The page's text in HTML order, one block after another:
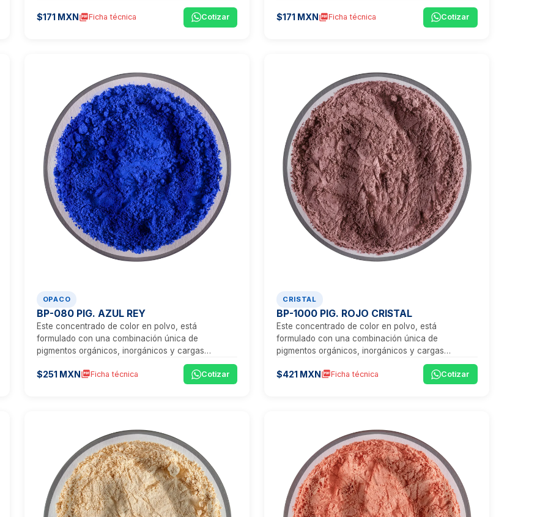
minerales, que proporcionan un tono rosa vibrante,
ideal para aplicaciones que exigen visibilidad,
estética y un rendimiento técnico excepcional.
$171 MXNpicture_as_pdfFicha técnica Cotizar
minerales, que proporcionan un tono rosa vibrante,
ideal para aplicaciones que exigen visibilidad,
estética y un rendimiento técnico excepcional.
$171 MXNpicture_as_pdfFicha técnica Cotizar
OPACO
BP-080 PIG. AZUL REY
Este concentrado de color en polvo, está
formulado con una combinación única de
pigmentos orgánicos, inorgánicos y cargas
minerales, que proporcionan un tono azul vibrante,
ideal para aplicaciones que exigen visibilidad,
estética y un rendimiento técnico excepcional.
$251 MXNpicture_as_pdfFicha técnica Cotizar
CRISTAL
BP-1000 PIG. ROJO CRISTAL
Este concentrado de color en polvo, está
formulado con una combinación única de
pigmentos orgánicos, inorgánicos y cargas
minerales, que proporcionan un tono rojo vibrante,
ideal para aplicaciones que exigen transparencia,
estética y un rendimiento técnico excepcional.
$421 MXNpicture_as_pdfFicha técnica Cotizar